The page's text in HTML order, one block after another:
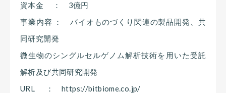
資本金 ： 3億円
事業内容 ： バイオものづくり関連の製品開発、共
同研究開発
微生物のシングルセルゲノム解析技術を用いた受託
解析及び共同研究開発
URL ： https://bitbiome.co.jp/